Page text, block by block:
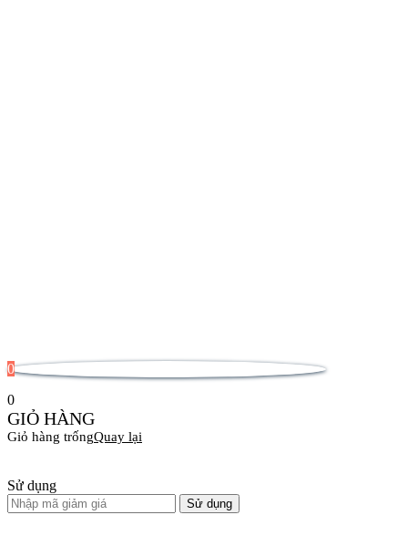
0
0
GIỎ HÀNG
Giỏ hàng trốngQuay lại
Sử dụng
Sử dụng